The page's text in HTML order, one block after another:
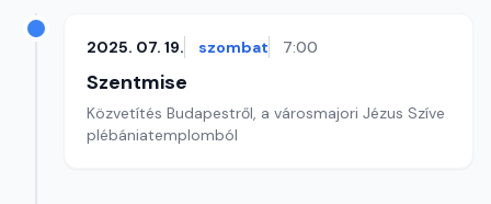
2025. 07. 19. szombat 7:00
Szentmise
Közvetítés Budapestről, a városmajori Jézus Szíve
plébániatemplomból